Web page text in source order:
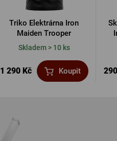
Triko Elektrárna Iron
Maiden Trooper
Skladem > 10 ks
1 290 Kč Koupit